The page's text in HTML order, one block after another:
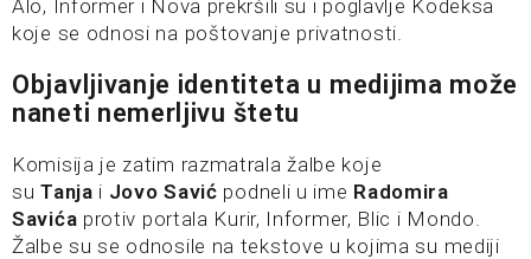
Alo, Informer i Nova prekršili su i poglavlje Kodeksa
koje se odnosi na poštovanje privatnosti.
Objavljivanje identiteta u medijima može
naneti nemerljivu štetu
Komisija je zatim razmatrala žalbe koje
suTanja i Jovo Savić podneli u ime Radomira
Savića protiv portala Kurir, Informer, Blic i Mondo.
Žalbe su se odnosile na tekstove u kojima su mediji